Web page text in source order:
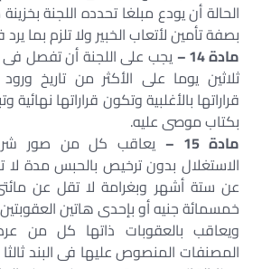
الحالة أن يودع مبلغا تحدده اللجنة
بصفة تأمين لأتعاب الخبير ولا تلزم بما
مادة 14 –
يجب على اللجنة أن تفصل
ثلاثين يوما على الأكثر من تاريخ
قراراتها بالأغلبية وتكون قراراتها
بكتاب موصى عليه.
مادة 15 –
يعاقب كل من صور
الاستغلال بدون ترخيص بالحبس مدة لا
عن ستة أشهر وبغرامة لا تقل عن
خمسمائة جنيه أو بإحدى هاتين
ويعاقب بالعقوبات ذاتها كل
المصنفات المنصوص عليها فى البند